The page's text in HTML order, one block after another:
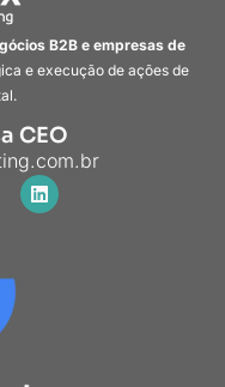
B2B e empresas de
e execução de ações de
CEO